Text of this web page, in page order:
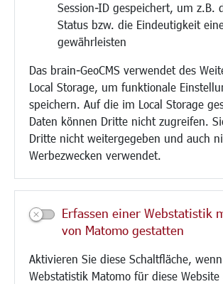
Session-ID gespeichert, um z.B.
Status bzw. die Eindeutigkeit
gewährleisten
Das brain-GeoCMS verwendet des
Local Storage, um funktionale
speichern. Auf die im Local Storage
Daten können Dritte nicht zugreifen.
Dritte nicht weitergegeben und auch
Werbezwecken verwendet.
Erfassen einer Webstatistik
von Matomo gestatten
Aktivieren Sie diese Schaltfläche,
Webstatistik Matomo für diese
Bauen/Umwelt/Mobilität
Bebauungsplanung
Verkehr/Mobilität
Glasfaserausbau
Aktuelle Baustellen
Paddelteich
CINDY S
Kultur/Freizeit/Tourismus
Veranstaltungen
Neue Stadthalle Langen
Bäder
Musikschule